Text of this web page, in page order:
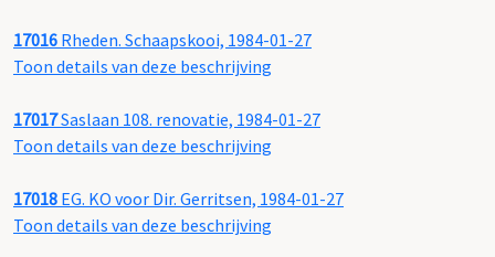
17016 Rheden. Schaapskooi, 1984-01-27
Toon details van deze beschrijving
17017Saslaan 108. renovatie, 1984-01-27
Toon details van deze beschrijving
17018 EG. KO voor Dir. Gerritsen, 1984-01-27
Toon details van deze beschrijving